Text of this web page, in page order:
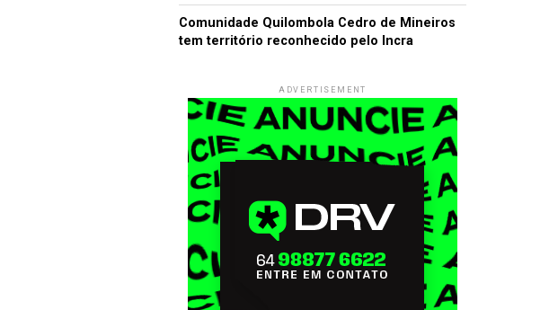
Comunidade Quilombola Cedro de Mineiros
tem território reconhecido pelo Incra
ADVERTISEMENT